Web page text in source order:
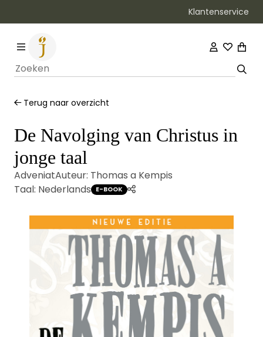
Klantenservice
Terug naar overzicht
De Navolging van Christus in
jonge taal
AdveniatAuteur: Thomas a Kempis
Taal: Nederlands E-BOOK